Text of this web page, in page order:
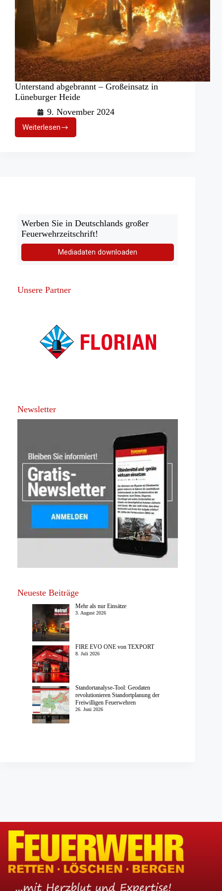
Unterstand abgebrannt – Großeinsatz in
Lüneburger Heide
9. November 2024
WeiterlesenUnterstand
abgebrannt
Werben Sie in Deutschlands großer
Feuerwehrzeitschrift!
Mediadaten downloaden
Unsere Partner
Newsletter
Neueste Beiträge
Mehr als nur Einsätze
3. August 2026
FIRE EVO ONE von TEXPORT
8. Juli 2026
Standortanalyse-Tool: Geodaten
revolutionieren Standortplanung der
Freiwilligen Feuerwehren
26. Juni 2026